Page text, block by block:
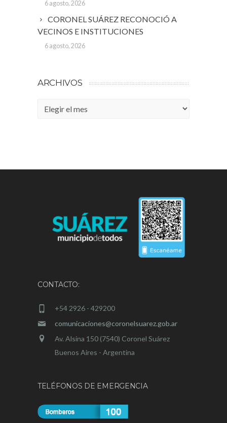
6 agosto, 2026
CORONEL SUÁREZ RECONOCIÓ A
VECINOS E INSTITUCIONES
6 agosto, 2026
ARCHIVOS
Archivos
CONTACTO:
+54 2926 - 429200
comunicaciones@coronelsuarez.gob.ar
Av. Alsina 150 (7540) Coronel Suárez
Buenos Aires - Argentina
TELÉFONOS DE EMERGENCIA